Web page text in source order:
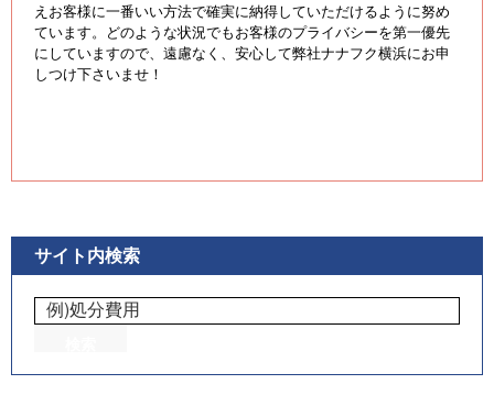
えお客様に一番いい方法で確実に納得していただけるように努め
ています。どのような状況でもお客様のプライバシーを第一優先
にしていますので、遠慮なく、安心して弊社ナナフク横浜にお申
しつけ下さいませ！
サイト内検索